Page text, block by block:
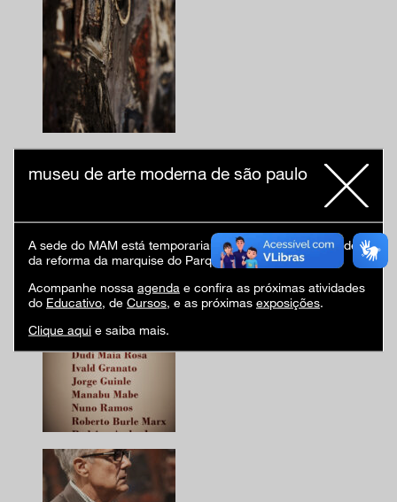
museu de arte moderna de são paulo
A sede do MAM está temporariamente fechada em virtude
da reforma da marquise do Parque Ibirapuera.
Acompanhe nossa agenda e confira as próximas atividades
do Educativo, de Cursos, e as próximas exposições.
Clique aqui e saiba mais.